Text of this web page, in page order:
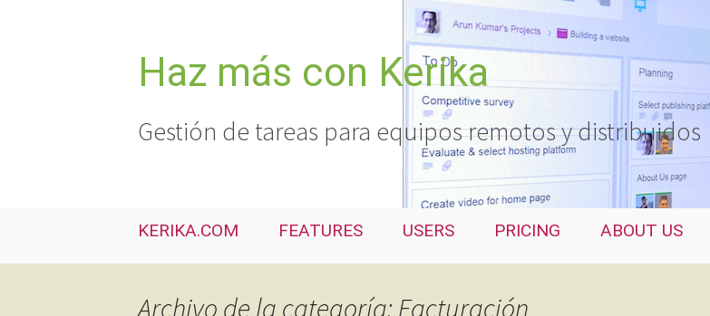
Haz más con Kerika
Gestión de tareas para equipos remotos y distribuidos
KERIKA.COM FEATURES USERS PRICING ABOUT US
Archivo de la categoría: Facturación